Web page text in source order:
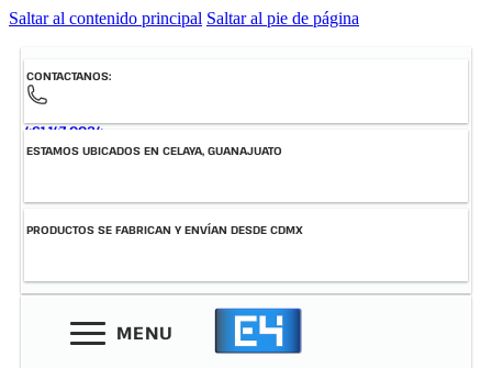
Saltar al contenido principal Saltar al pie de página
CONTACTANOS:
461-147-0034
ESTAMOS UBICADOS EN CELAYA, GUANAJUATO
PRODUCTOS SE FABRICAN Y ENVÍAN DESDE CDMX
MENU